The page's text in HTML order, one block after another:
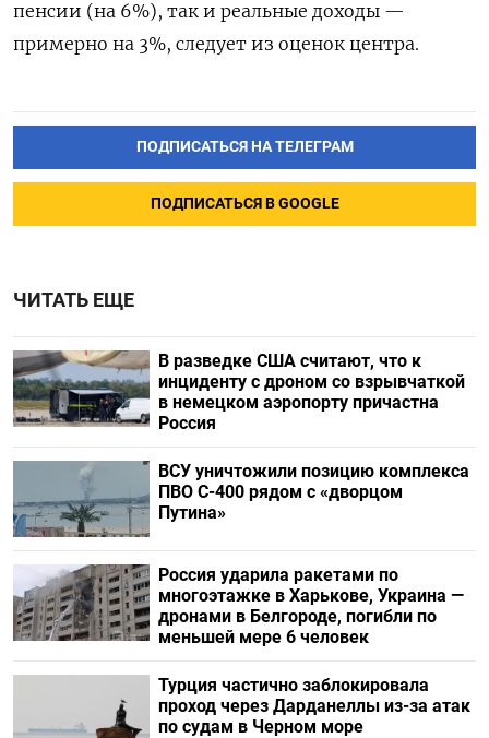
пенсии (на 6%), так и реальные доходы —
примерно на 3%, следует из оценок центра.
ПОДПИСАТЬСЯ НА ТЕЛЕГРАМ
ПОДПИСАТЬСЯ В GOOGLE
ЧИТАТЬ ЕЩЕ
В разведке США считают, что к
инциденту с дроном со взрывчаткой
в немецком аэропорту причастна
Россия
ВСУ уничтожили позицию комплекса
ПВО С-400 рядом с «дворцом
Путина»
Россия ударила ракетами по
многоэтажке в Харькове, Украина —
дронами в Белгороде, погибли по
меньшей мере 6 человек
Турция частично заблокировала
проход через Дарданеллы из-за атак
по судам в Черном море